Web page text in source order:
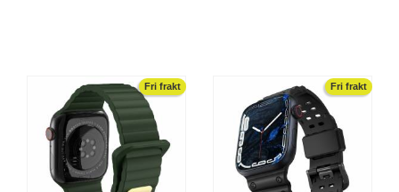
Fri frakt Fri frakt